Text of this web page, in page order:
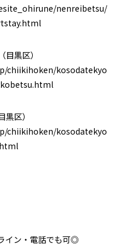
nenreibetsu/
黒区）
chiikihoken/kosodatekyo
区）
chiikihoken/kosodatekyo
イン・電話でも可◎